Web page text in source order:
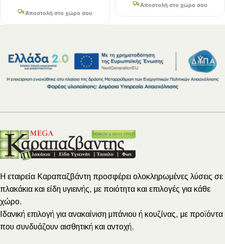
Αποστολή στο χώρο σου
Αποστολή στο χώρο σου
Η εταιρεία Καραπαζβάντη προσφέρει ολοκληρωμένες λύσεις σε
πλακάκια και είδη υγιεινής, με ποιότητα και επιλογές για κάθε
χώρο.
Ιδανική επιλογή για ανακαίνιση μπάνιου ή κουζίνας, με προϊόντα
που συνδυάζουν αισθητική και αντοχή.